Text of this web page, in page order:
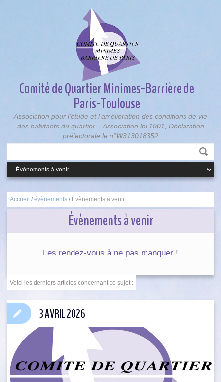
Comité de Quartier Minimes-Barrière de
Paris-Toulouse
Association pour l’étude et l’amélioration des conditions de vie
des habitants du quartier – Association loi 1901, Déclaration
préfectorale le n°W313018352
Accueil / évènements / Évènements à venir
Évènements à venir
Les rendez-vous à ne pas manquer !
3 AVRIL 2026